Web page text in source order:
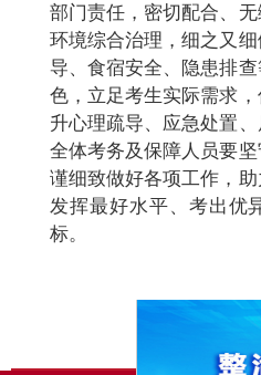
部门责任，密切配合、
环境综合治理，细之又
导、食宿安全、隐患排
色，立足考生实际需求
升心理疏导、应急处置、
全体考务及保障人员要
谨细致做好各项工作，助
发挥最好水平、考出优
标。